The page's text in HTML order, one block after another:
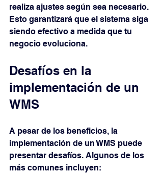
realiza ajustes según sea necesario.
Esto garantizará que el sistema siga
siendo efectivo a medida que tu
negocio evoluciona.
Desafíos en la
implementación de un
WMS
A pesar de los beneficios, la
implementación de un WMS puede
presentar desafíos. Algunos de los
más comunes incluyen: